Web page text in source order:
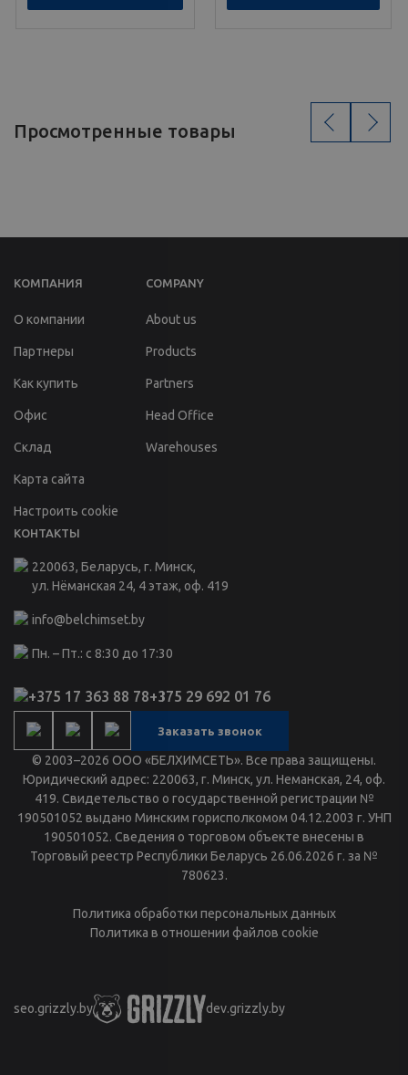
Просмотренные товары ‹ ›
КОМПАНИЯ
О компании
Партнеры
Как купить
Офис
Склад
Карта сайта
Настроить cookie
COMPANY
About us
Products
Partners
Head Office
Warehouses
КОНТАКТЫ
220063, Беларусь, г. Минск,
ул. Нёманская 24, 4 этаж, оф. 419
info@belchimset.by
Пн. – Пт.: с 8:30 до 17:30
+375 17 363 88 78+375 29 692 01 76
Заказать звонок
© 2003–2026 ООО «БЕЛХИМСЕТЬ». Все права защищены.
Юридический адрес: 220063, г. Минск, ул. Неманская, 24, оф.
419. Свидетельство о государственной регистрации №
190501052 выдано Минским горисполкомом 04.12.2003 г. УНП
190501052. Сведения о торговом объекте внесены в
Торговый реестр Республики Беларусь 26.06.2026 г. за №
780623.
Политика обработки персональных данных
Политика в отношении файлов cookie
seo.grizzly.by dev.grizzly.by